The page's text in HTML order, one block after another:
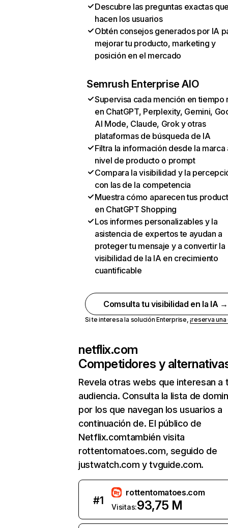
Descubre las preguntas exactas
hacen los usuarios
Obtén consejos generados por IA
mejorar tu producto, marketing y
posición en el mercado
Semrush Enterprise AIO
Supervisa cada mención en tiempo
en ChatGPT, Perplexity, Gemini,
AI Mode, Claude, Grok y otras
plataformas de búsqueda de IA
Filtra la información desde la marca
nivel de producto o prompt
Compara la visibilidad y la
con las de la competencia
Muestra cómo aparecen tus
en ChatGPT Shopping
Los informes personalizables y la
asistencia de expertos te ayudan a
proteger tu mensaje y a convertir la
visibilidad de la IA en crecimiento
cuantificable
Comsulta tu visibilidad en la IA →
Si te interesa la solución Enterprise,¡reserva
netflix.com
Competidores y
Revela otras webs que interesan a
audiencia. Consulta la lista de
por los que navegan los usuarios a
continuación de. El público de
Netflix.comtambién visita
rottentomatoes.com, seguido de
justwatch.com y tvguide.com.
#1
rottentomatoes.com
Visitas:93,75 M